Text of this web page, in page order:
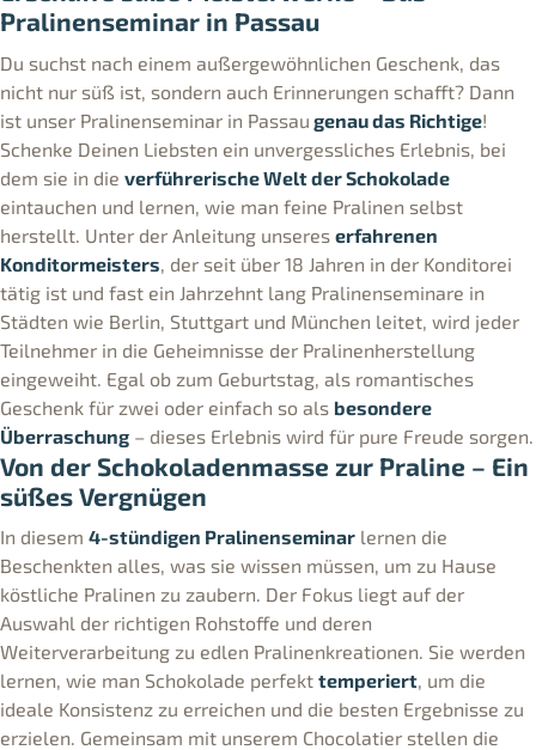
Pralinenseminar in Passau
Du suchst nach einem außergewöhnlichen Geschenk, das
nicht nur süß ist, sondern auch Erinnerungen schafft? Dann
ist unser Pralinenseminar in Passau genau das Richtige!
Schenke Deinen Liebsten ein unvergessliches Erlebnis, bei
dem sie in die verführerische Welt der Schokolade
eintauchen und lernen, wie man feine Pralinen selbst
herstellt. Unter der Anleitung unseres erfahrenen
Konditormeisters , der seit über 18 Jahren in der Konditorei
tätig ist und fast ein Jahrzehnt lang Pralinenseminare in
Städten wie Berlin, Stuttgart und München leitet, wird jeder
Teilnehmer in die Geheimnisse der Pralinenherstellung
eingeweiht. Egal ob zum Geburtstag, als romantisches
Geschenk für zwei oder einfach so als besondere
Überraschung – dieses Erlebnis wird für pure Freude sorgen.
Von der Schokoladenmasse zur Praline – Ein
süßes Vergnügen
In diesem 4-stündigen Pralinenseminar lernen die
Beschenkten alles, was sie wissen müssen, um zu Hause
köstliche Pralinen zu zaubern. Der Fokus liegt auf der
Auswahl der richtigen Rohstoffe und deren
Weiterverarbeitung zu edlen Pralinenkreationen. Sie werden
lernen, wie man Schokolade perfekt temperiert, um die
ideale Konsistenz zu erreichen und die besten Ergebnisse zu
erzielen. Gemeinsam mit unserem Chocolatier stellen die